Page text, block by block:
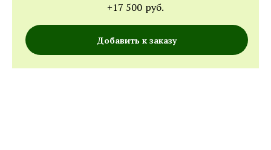
+17 500 руб.
Добавить к заказу